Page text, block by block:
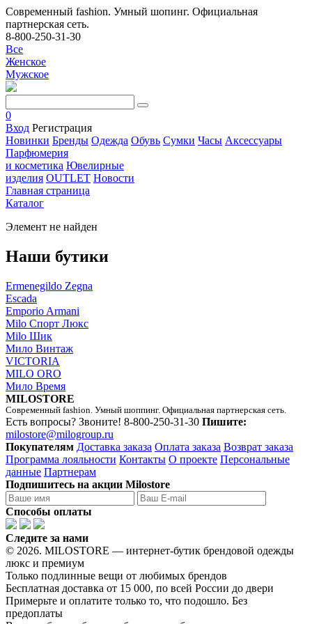
Современный fashion. Умный шопинг. Официальная
партнерская сеть.
8-800-250-31-30
Все
Женское
Мужское
0
Вход Регистрация
Новинки Бренды Одежда Обувь Сумки Часы Аксессуары
Парфюмерия
и косметика Ювелирные
изделия OUTLET Новости
Главная страница
Каталог
Элемент не найден
Наши бутики
Ermenegildo Zegna
Escada
Emporio Armani
Milo Спорт Люкс
Milo Шик
Мило Винтаж
VICTORIA
MILO ORO
Мило Время
MILOSTORE
Современный fashion. Умный шоппинг. Официальная партнерская сеть.
Есть вопросы? Звоните! 8-800-250-31-30 Пишите:
milostore@milogroup.ru
Покупателям Доставка заказа Оплата заказа Возврат заказа
Программа лояльности Контакты О проекте Персональные
данные Партнерам
Подпишитесь на акции Milostore
Способы оплаты
Следите за нами
© 2026. MILOSTORE — интернет-бутик брендовой одежды
люкс и премиум
Только подлинные вещи от любимых брендов
Бесплатная доставка от 15 000, по всей России до двери
Примерьте и оплатите только то, что подошло. Без
предоплаты